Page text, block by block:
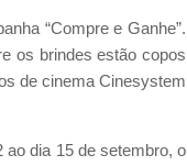
“Compre e Ganhe”.
os brindes estão copos
de cinema Cinesystem
ao dia 15 de setembro, o